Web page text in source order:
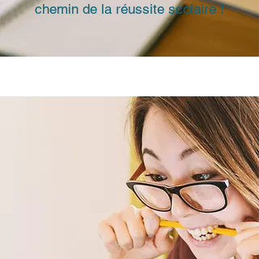
chemin de la réussite scolaire !